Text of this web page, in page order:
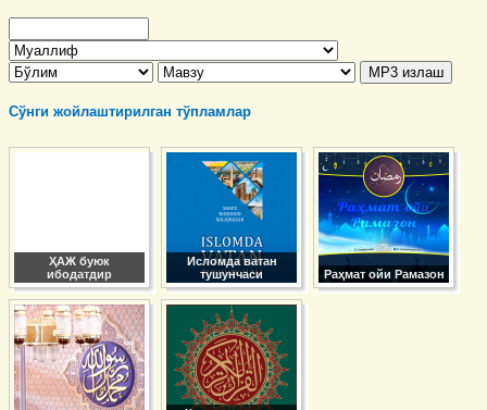
Сўнги жойлаштирилган тўпламлар
ҲАЖ буюк
ибодатдир
Исломда ватан
тушунчаси
Раҳмат ойи Рамазон